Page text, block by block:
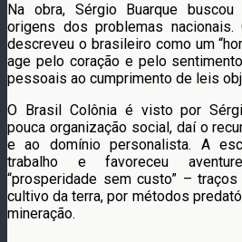
Na obra, Sérgio Buarque
origens dos problemas nacionais.
descreveu o brasileiro como um
age pelo coração e pelo
pessoais ao cumprimento de leis
O Brasil Colônia é visto por
pouca organização social, daí o
e ao domínio personalista. A
trabalho e favoreceu
“prosperidade sem custo” –
cultivo da terra, por métodos
mineração.